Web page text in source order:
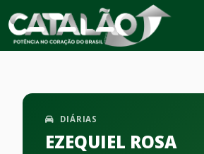
DIÁRIAS
EZEQUIEL ROSA